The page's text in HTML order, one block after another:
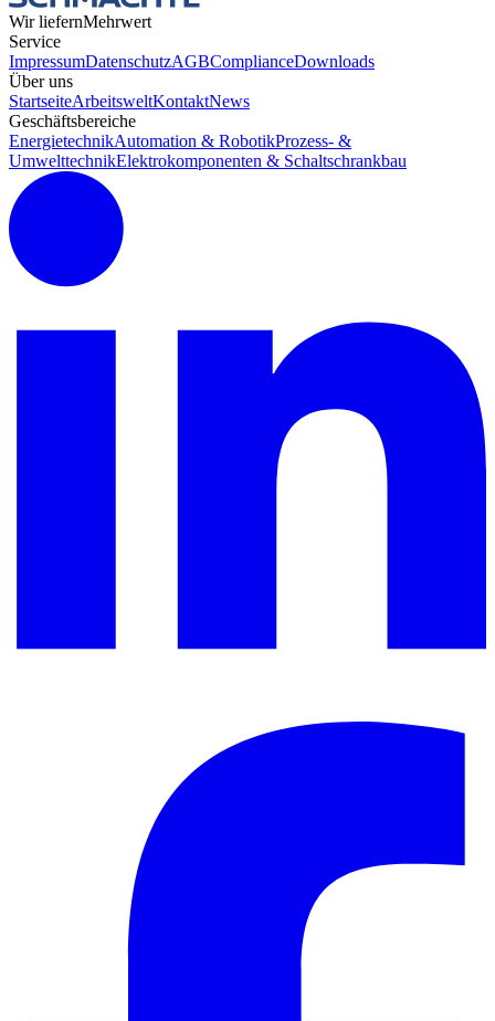
Wir liefernMehrwert
Service
ImpressumDatenschutzAGBComplianceDownloads
Über uns
StartseiteArbeitsweltKontaktNews
Geschäftsbereiche
EnergietechnikAutomation & RobotikProzess- &
UmwelttechnikElektrokomponenten & Schaltschrankbau